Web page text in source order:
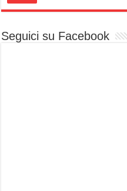
Seguici su Facebook